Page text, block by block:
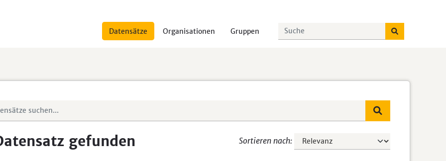
Datensätze Organisationen Gruppen
Sortieren nach
gefunden